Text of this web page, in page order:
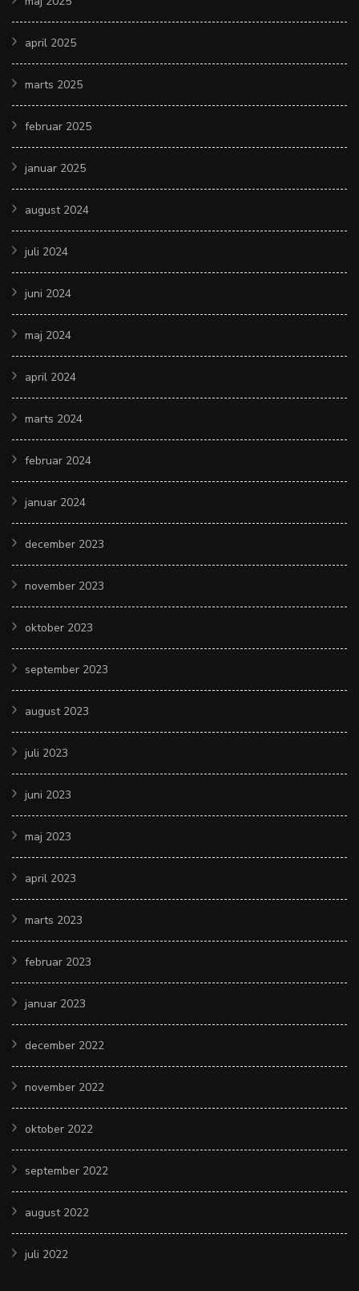
april 2025
marts 2025
februar 2025
januar 2025
august 2024
juli 2024
juni 2024
maj 2024
april 2024
marts 2024
februar 2024
januar 2024
december 2023
november 2023
oktober 2023
september 2023
august 2023
juli 2023
juni 2023
maj 2023
april 2023
marts 2023
februar 2023
januar 2023
december 2022
november 2022
oktober 2022
september 2022
august 2022
juli 2022